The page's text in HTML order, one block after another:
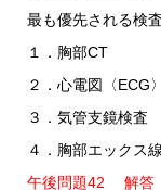
最も優先される検
１．胸部CT
２．心電図〈ECG〉
３．気管支鏡検査
４．胸部エックス
午後問題42 解